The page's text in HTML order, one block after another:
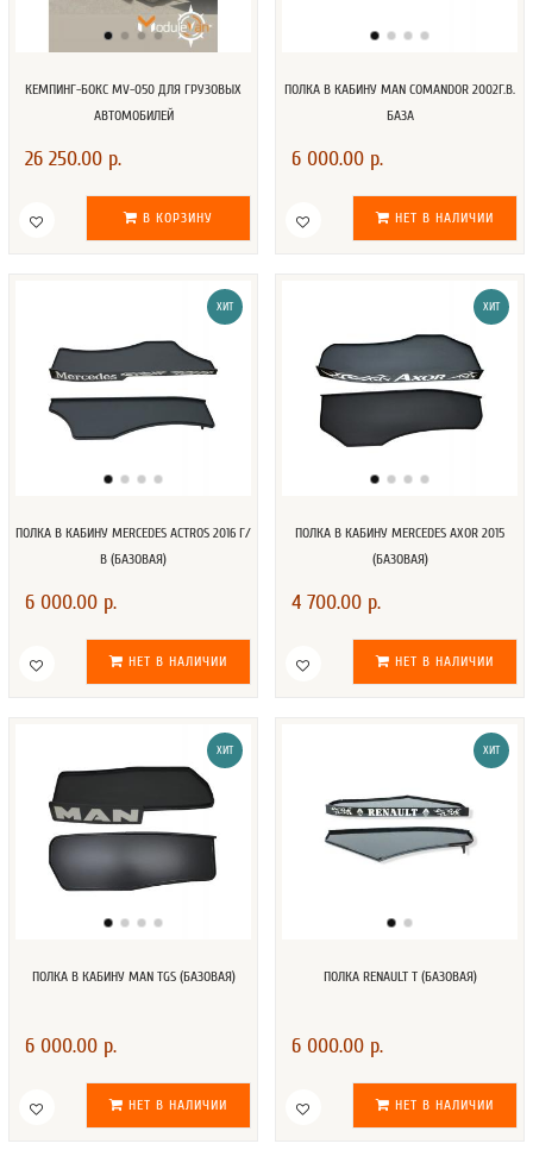
КЕМПИНГ-БОКС MV-050 ДЛЯ ГРУЗОВЫХ
АВТОМОБИЛЕЙ
26 250.00 р.
В КОРЗИНУ
ПОЛКА В КАБИНУ MAN COMANDOR 2002Г.В.
БАЗА
6 000.00 р.
НЕТ В НАЛИЧИИ
ХИТ
ПОЛКА В КАБИНУ MERCEDES ACTROS 2016 Г/
В (БАЗОВАЯ)
6 000.00 р.
НЕТ В НАЛИЧИИ
ХИТ
ПОЛКА В КАБИНУ MERCEDES AXOR 2015
(БАЗОВАЯ)
4 700.00 р.
НЕТ В НАЛИЧИИ
ХИТ
ПОЛКА В КАБИНУ MAN TGS (БАЗОВАЯ)
6 000.00 р.
НЕТ В НАЛИЧИИ
ХИТ
ПОЛКА RENAULT T (БАЗОВАЯ)
6 000.00 р.
НЕТ В НАЛИЧИИ